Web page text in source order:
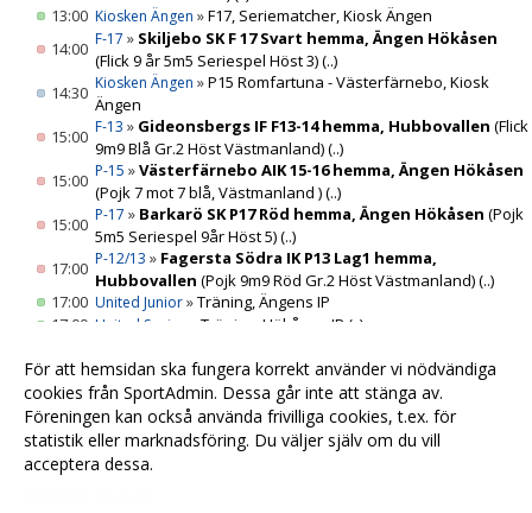
13:00 Kiosken Ängen »F17, Seriematcher, Kiosk Ängen
14:00 F-17 » Skiljebo SK F 17 Svart hemma, Ängen Hökåsen
(Flick 9 år 5m5 Seriespel Höst 3)(..)
14:30 Kiosken Ängen »P15 Romfartuna - Västerfärnebo, Kiosk
Ängen
15:00 F-13 » Gideonsbergs IF F13-14 hemma, Hubbovallen (Flick
9m9 Blå Gr.2 Höst Västmanland)(..)
15:00 P-15 »Västerfärnebo AIK 15-16 hemma, Ängen Hökåsen
(Pojk 7 mot 7 blå, Västmanland )(..)
15:00 P-17 » Barkarö SK P17 Röd hemma, Ängen Hökåsen (Pojk
5m5 Seriespel 9år Höst 5)(..)
17:00 P-12/13 » Fagersta Södra IK P13 Lag1 hemma,
Hubbovallen (Pojk 9m9 Röd Gr.2 Höst Västmanland)(..)
17:00 United Junior»Träning, Ängens IP
17:00 United Senior Träning, Hökåsen IP (..)
17:00 » Träning, Ängens IP
17:15P-17»Träning, Ängens IP(..)
17:30P-16»Träning, Ängens IP
För att hemsidan ska fungera korrekt använder vi nödvändiga
cookies från SportAdmin. Dessa går inte att stänga av.
Föreningen kan också använda frivilliga cookies, t.ex. för
statistik eller marknadsföring. Du väljer själv om du vill
acceptera dessa.